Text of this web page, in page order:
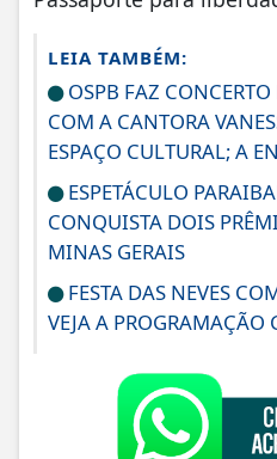
LEIA TAMBÉM:
OSPB FAZ CONCERTO
COM A CANTORA
ESPAÇO CULTURAL; A
ESPETÁCULO
CONQUISTA DOIS
MINAS GERAIS
FESTA DAS NEVES
VEJA A